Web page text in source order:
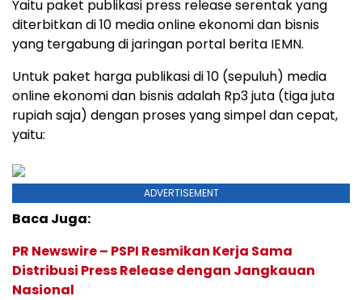
Yaitu paket publikasi press release serentak yang
diterbitkan di 10 media online ekonomi dan bisnis
yang tergabung di jaringan portal berita IEMN.
Untuk paket harga publikasi di 10 (sepuluh) media
online ekonomi dan bisnis adalah Rp3 juta (tiga juta
rupiah saja) dengan proses yang simpel dan cepat,
yaitu:
ADVERTISEMENT
Baca Juga:
PR Newswire – PSPI Resmikan Kerja Sama
Distribusi Press Release dengan Jangkauan
Nasional